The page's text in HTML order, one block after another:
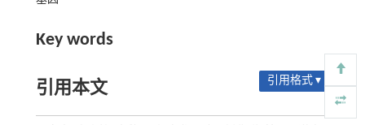
Key words
引用本文 引用格式 ▾